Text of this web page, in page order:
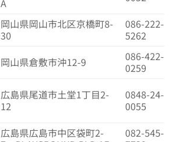
A
岡山県岡山市北区京橋町8-
30
086-222-
5262
岡山県倉敷市沖12-9
086-422-
0259
広島県尾道市土堂1丁目2-
12
0848-24-
0055
広島県広島市中区袋町2-
082-545-